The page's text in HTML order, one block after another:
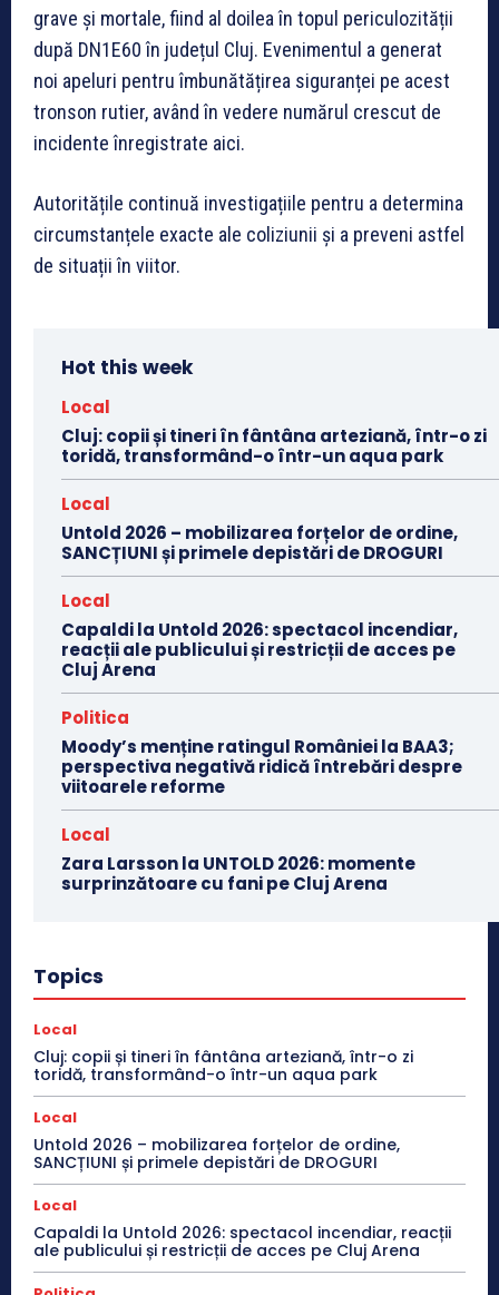
grave și mortale, fiind al doilea în topul periculozității
după DN1E60 în județul Cluj. Evenimentul a generat
noi apeluri pentru îmbunătățirea siguranței pe acest
tronson rutier, având în vedere numărul crescut de
incidente înregistrate aici.
Autoritățile continuă investigațiile pentru a determina
circumstanțele exacte ale coliziunii și a preveni astfel
de situații în viitor.
Hot this week
Local
Cluj: copii și tineri în fântâna arteziană, într-o zi
toridă, transformând-o într-un aqua park
Local
Untold 2026 – mobilizarea forțelor de ordine,
SANCȚIUNI și primele depistări de DROGURI
Local
Capaldi la Untold 2026: spectacol incendiar,
reacții ale publicului și restricții de acces pe
Cluj Arena
Politica
Moody’s menține ratingul României la BAA3;
perspectiva negativă ridică întrebări despre
viitoarele reforme
Local
Zara Larsson la UNTOLD 2026: momente
surprinzătoare cu fani pe Cluj Arena
Topics
Local
Cluj: copii și tineri în fântâna arteziană, într-o zi
toridă, transformând-o într-un aqua park
Local
Untold 2026 – mobilizarea forțelor de ordine,
SANCȚIUNI și primele depistări de DROGURI
Local
Capaldi la Untold 2026: spectacol incendiar, reacții
ale publicului și restricții de acces pe Cluj Arena